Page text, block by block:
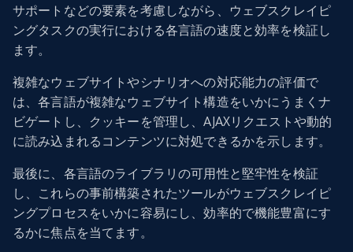
サポートなどの要素を考慮しながら、ウェブスクレイピ
ングタスクの実行における各言語の速度と効率を検証し
ます。
複雑なウェブサイトやシナリオへの対応能力の評価で
は、各言語が複雑なウェブサイト構造をいかにうまくナ
ビゲートし、クッキーを管理し、AJAXリクエストや動的
に読み込まれるコンテンツに対処できるかを示します。
最後に、各言語のライブラリの可用性と堅牢性を検証
し、これらの事前構築されたツールがウェブスクレイピ
ングプロセスをいかに容易にし、効率的で機能豊富にす
るかに焦点を当てます。